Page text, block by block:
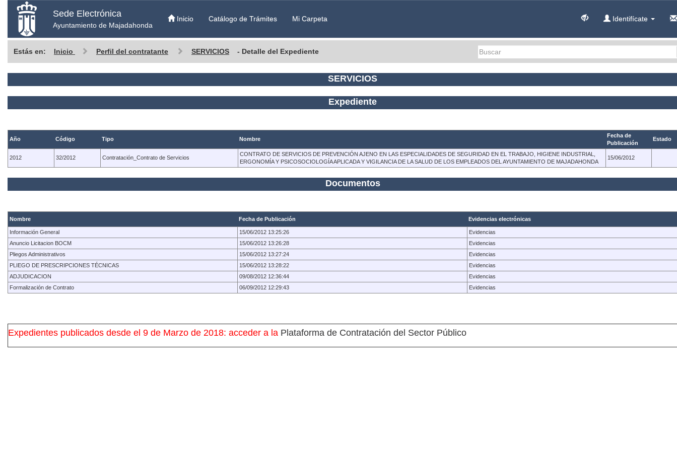
Sede Electrónica
Ayuntamiento de Majadahonda
Inicio Catálogo de Trámites Mi Carpeta Identifícate
Estás en: Inicio Perfil del contratante SERVICIOS - Detalle del Expediente
SERVICIOS
Expediente
Año Código Tipo Nombre
Fecha de
Publicación
Estado
2012 32/2012 Contratación_Contrato de Servicios
CONTRATO DE SERVICIOS DE PREVENCIÓN AJENO EN LAS ESPECIALIDADES DE SEGURIDAD EN EL TRABAJO, HIGIENE INDUSTRIAL,
ERGONOMÍA Y PSICOSOCIOLOGÍA APLICADA Y VIGILANCIA DE LA SALUD DE LOS EMPLEADOS DEL AYUNTAMIENTO DE MAJADAHONDA
15/06/2012
Documentos
Nombre Fecha de Publicación Evidencias electrónicas
Información General 15/06/2012 13:25:26
Evidencias
Anuncio Licitacion BOCM
15/06/2012 13:26:28
Evidencias
Pliegos Administrativos
15/06/2012 13:27:24
Evidencias
PLIEGO DE PRESCRIPCIONES TÉCNICAS
15/06/2012 13:28:22
Evidencias
ADJUDICACION
09/08/2012 12:36:44
Evidencias
Formalización de Contrato
06/09/2012 12:29:43 Evidencias
Expedientes publicados desde el 9 de Marzo de 2018: acceder a la Plataforma de Contratación del Sector Público